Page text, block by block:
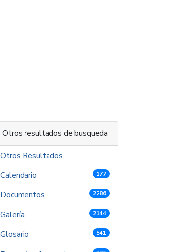
Otros resultados de busqueda
Otros Resultados
Calendario
177
Documentos 2286
Galería 2144
Glosario 541